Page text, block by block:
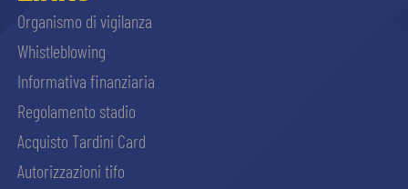
Organismo di vigilanza
Whistleblowing
Informativa finanziaria
Regolamento stadio
Acquisto Tardini Card
Autorizzazioni tifo